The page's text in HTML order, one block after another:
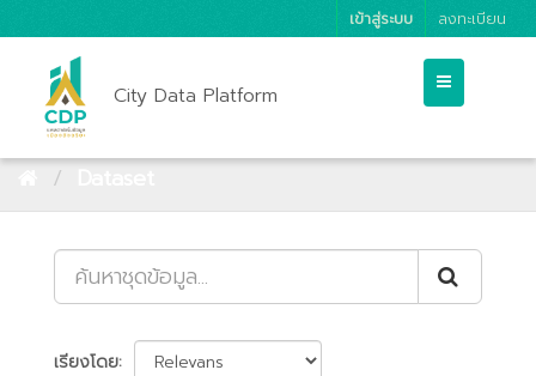
เข้าสู่ระบบ ลงทะเบียน
City Data Platform
เรียงโดย